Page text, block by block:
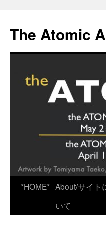
content
The Atomic
*HOME* About/サイト
いて